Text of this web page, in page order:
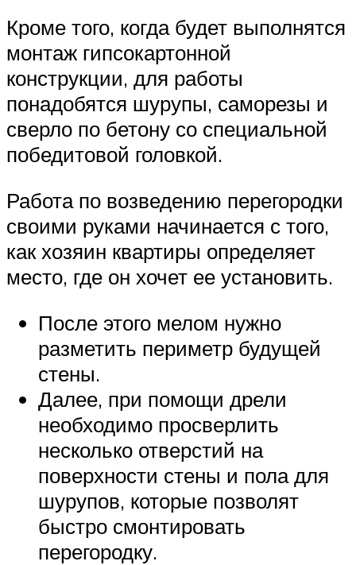
Кроме того, когда будет выполнятся
монтаж гипсокартонной
конструкции, для работы
понадобятся шурупы, саморезы и
сверло по бетону со специальной
победитовой головкой.
Работа по возведению перегородки
своими руками начинается с того,
как хозяин квартиры определяет
место, где он хочет ее установить.
После этого мелом нужно
разметить периметр будущей
стены.
Далее, при помощи дрели
необходимо просверлить
несколько отверстий на
поверхности стены и пола для
шурупов, которые позволят
быстро смонтировать
перегородку.